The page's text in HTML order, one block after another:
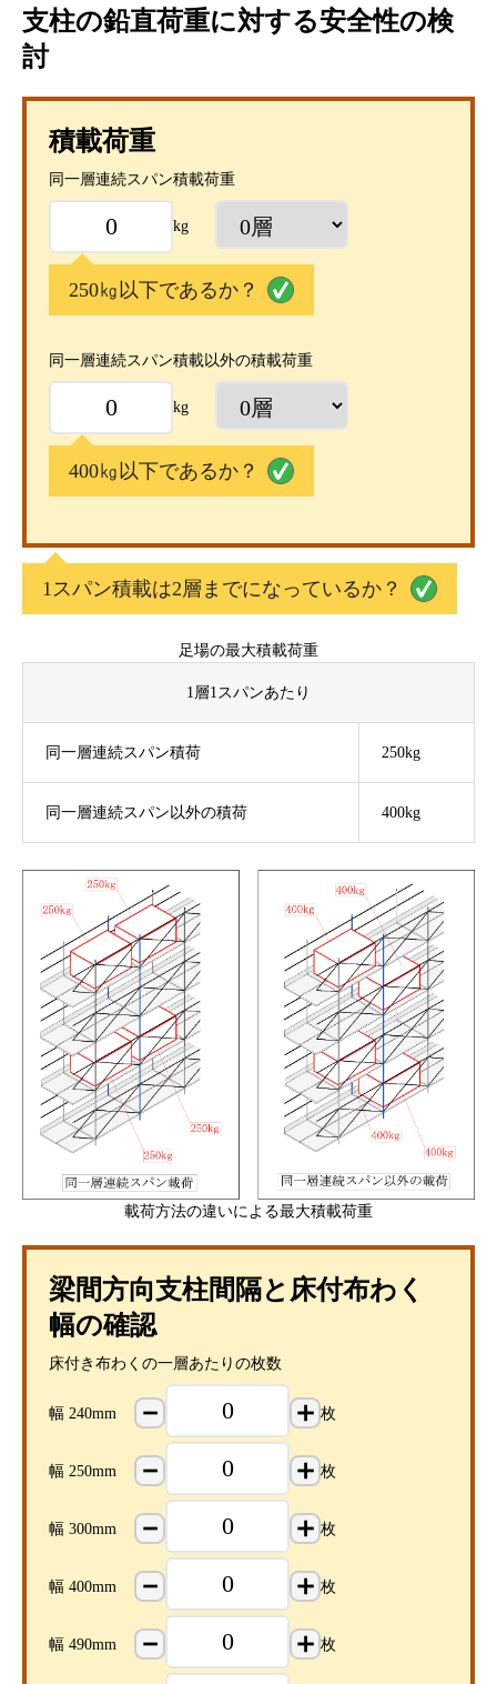
支柱の鉛直荷重に対する安全性の検
討
積載荷重
同一層連続スパン積載荷重
kg
250㎏以下であるか？
同一層連続スパン積載以外の積載荷重
kg
400㎏以下であるか？
1スパン積載は2層までになっているか？
足場の最大積載荷重
1層1スパンあたり
同一層連続スパン積荷 250kg
同一層連続スパン以外の積荷 400kg
載荷方法の違いによる最大積載荷重
梁間方向支柱間隔と床付布わく
幅の確認
床付き布わくの一層あたりの枚数
幅 240mm － ＋枚
幅 250mm － ＋枚
幅 300mm － ＋枚
幅 400mm － ＋枚
幅 490mm － ＋枚